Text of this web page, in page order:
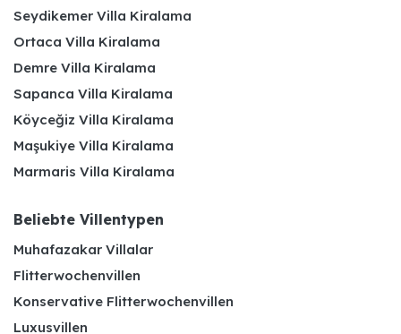
Seydikemer Villa Kiralama
Ortaca Villa Kiralama
Demre Villa Kiralama
Sapanca Villa Kiralama
Köyceğiz Villa Kiralama
Maşukiye Villa Kiralama
Marmaris Villa Kiralama
Beliebte Villentypen
Muhafazakar Villalar
Flitterwochenvillen
Konservative Flitterwochenvillen
Luxusvillen